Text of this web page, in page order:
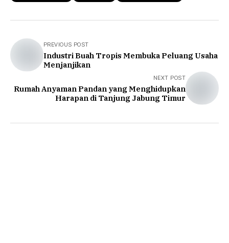
PREVIOUS POST
Industri Buah Tropis Membuka Peluang Usaha
Menjanjikan
NEXT POST
Rumah Anyaman Pandan yang Menghidupkan
Harapan di Tanjung Jabung Timur